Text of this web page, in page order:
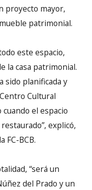
proyecto mayor,
patrimonial.
este espacio,
la casa patrimonial.
sido planificada y
Cultural
el espacio
explicó,
FC-BCB.
“será un
del Prado y un